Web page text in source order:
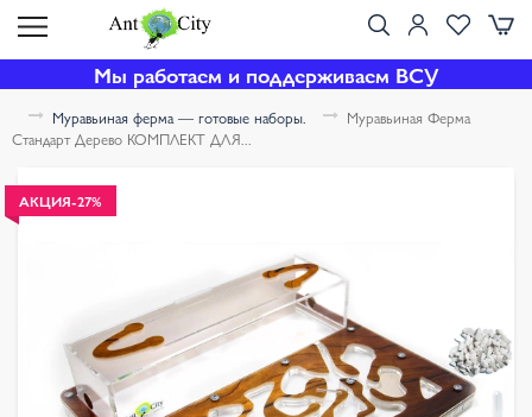
Мы работаем и поддерживаем ВСУ
Муравьиная ферма — готовые наборы.
Муравьиная Ферма
Стандарт Дерево КОМПЛЕКТ ДЛЯ...
АКЦИЯ-27%